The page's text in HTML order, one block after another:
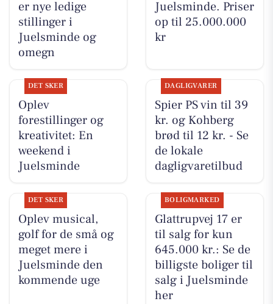
er nye ledige
stillinger i
Juelsminde og
omegn
Juelsminde. Priser
op til 25.000.000
kr
DET SKER
Oplev
forestillinger og
kreativitet: En
weekend i
Juelsminde
DAGLIGVARER
Spier PS vin til 39
kr. og Kohberg
brød til 12 kr. - Se
de lokale
dagligvaretilbud
DET SKER
Oplev musical,
golf for de små og
meget mere i
Juelsminde den
kommende uge
BOLIGMARKED
Glattrupvej 17 er
til salg for kun
645.000 kr.: Se de
billigste boliger til
salg i Juelsminde
her